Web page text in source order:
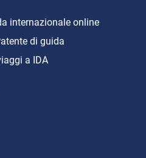
internazionale online
di guida
a IDA